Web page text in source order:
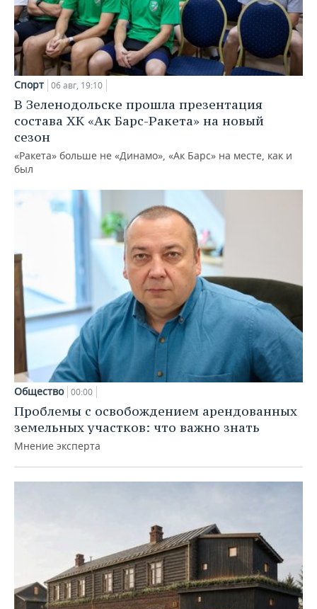
Спорт 06 авг, 19:10
В Зеленодольске прошла презентация
состава ХК «Ак Барс-Ракета» на новый
сезон
«Ракета» больше не «Динамо», «Ак Барс» на месте, как и
был
Общество 00:00
Проблемы с освобождением арендованных
земельных участков: что важно знать
Мнение эксперта